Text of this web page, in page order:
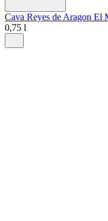
Cava Reyes de Aragon El
0,75 l